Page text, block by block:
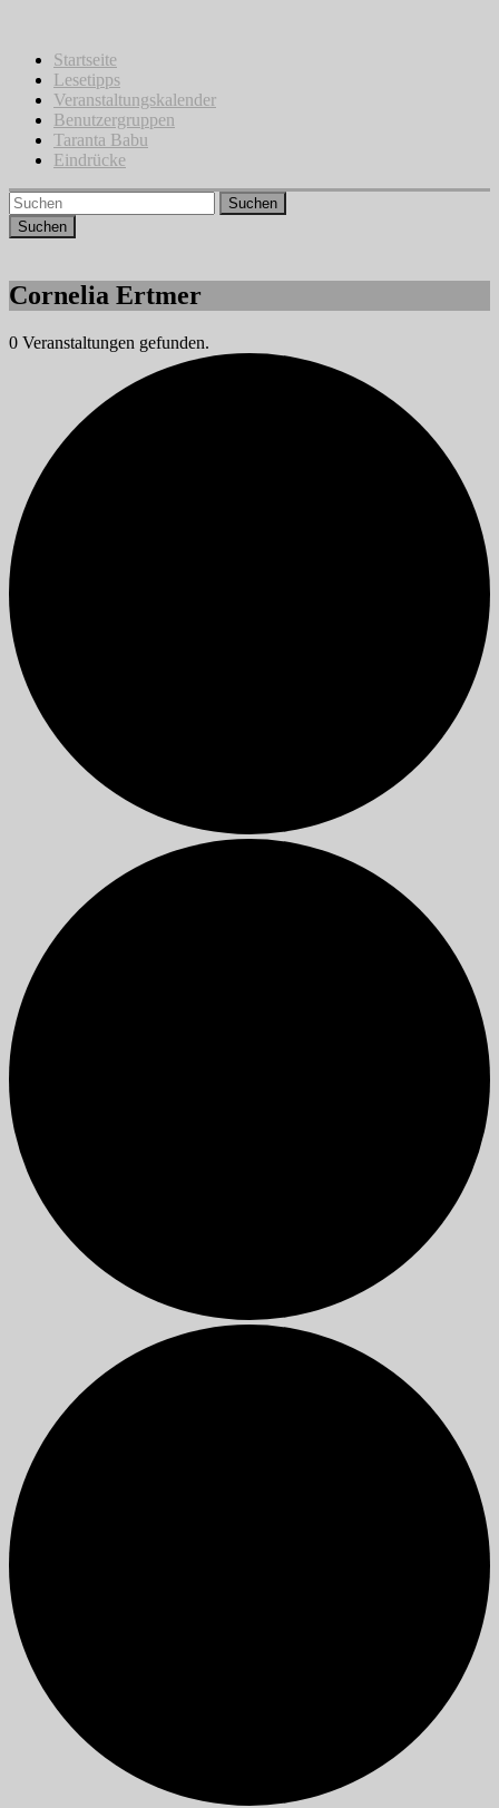
springenStartseite
Lesetipps
Veranstaltungskalender
Benutzergruppen
Taranta Babu
Eindrücke
Suchen
Cornelia Ertmer
0 Veranstaltungen gefunden.